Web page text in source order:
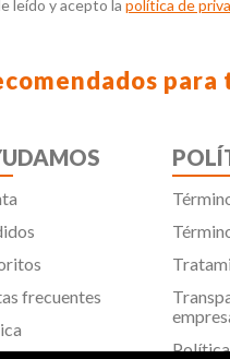
leído y acepto la política de
para
frecuentes